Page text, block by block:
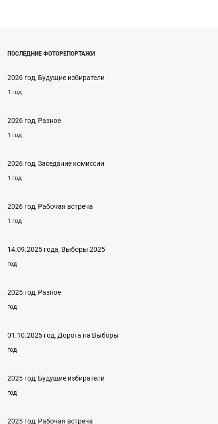
ПОСЛЕДНИЕ ФОТОРЕПОРТАЖИ
2026 год, Будущие избиратели
1 год
2026 год, Разное
1 год
2026 год, Заседание комиссии
1 год
2026 год, Рабочая встреча
1 год
14.09.2025 года, Выборы 2025
год
2025 год, Разное
год
01.10.2025 год, Дорога на Выборы
год
2025 год, Будущие избиратели
год
2025 год, Рабочая встреча